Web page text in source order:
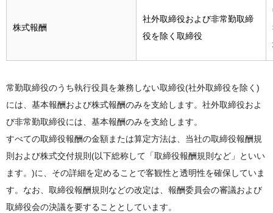
株式報酬
社外取締役および非常勤取締
役を除く取締役
常勤取締役のうち執行役員を兼務しない取締役(社外取締役を除く)
には、基本報酬および株式報酬のみを支給します。社外取締役およ
び非常勤取締役には、基本報酬のみを支給します。
すべての取締役報酬の金額または算定方法は、当社の取締役報酬規
則および株式交付規則(以下総称して「取締役報酬規則など」といい
ます。)に、その詳細を定めることで客観性と透明性を確保していま
す。なお、取締役報酬規則などの改定は、報酬委員会の審議および
取締役会の決議を要することとしています。